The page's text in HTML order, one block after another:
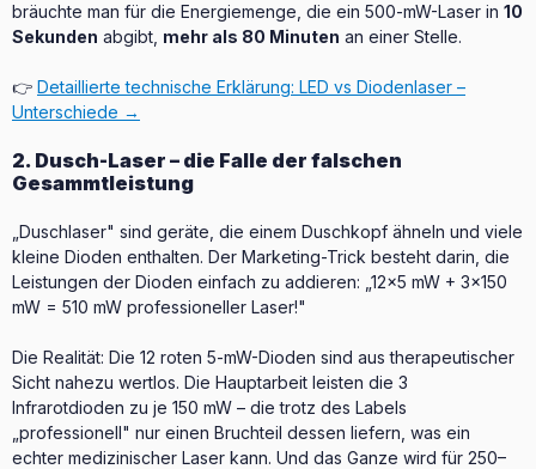
bräuchte man für die Energiemenge, die ein 500-mW-Laser in 10
Sekunden abgibt, mehr als 80 Minuten an einer Stelle.
👉 Detaillierte technische Erklärung: LED vs Diodenlaser –
Unterschiede →
2. Dusch-Laser – die Falle der falschen
Gesammtleistung
„Duschlaser" sind geräte, die einem Duschkopf ähneln und viele
kleine Dioden enthalten. Der Marketing-Trick besteht darin, die
Leistungen der Dioden einfach zu addieren: „12×5 mW + 3×150
mW = 510 mW professioneller Laser!"
Die Realität: Die 12 roten 5-mW-Dioden sind aus therapeutischer
Sicht nahezu wertlos. Die Hauptarbeit leisten die 3
Infrarotdioden zu je 150 mW – die trotz des Labels
„professionell" nur einen Bruchteil dessen liefern, was ein
echter medizinischer Laser kann. Und das Ganze wird für 250–